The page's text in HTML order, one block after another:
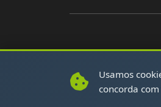
Usamos
concorda